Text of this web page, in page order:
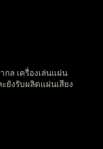
กล เครื่องเล่นแผ่น
ยังรับผลิตแผ่นเสียง